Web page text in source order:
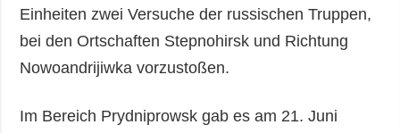
Einheiten zwei Versuche der russischen Truppen,
bei den Ortschaften Stepnohirsk und Richtung
Nowoandrijiwka vorzustoßen.
Im Bereich Prydniprowsk gab es am 21. Juni